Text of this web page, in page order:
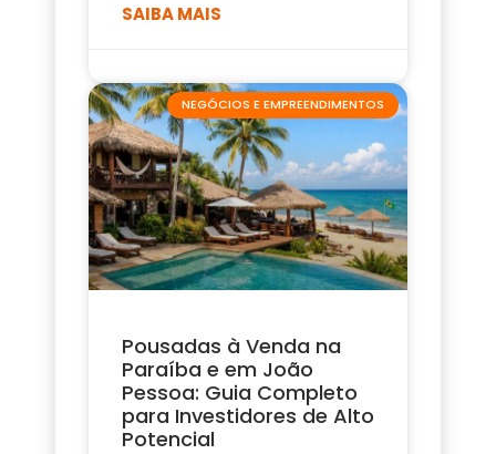
SAIBA MAIS
NEGÓCIOS E EMPREENDIMENTOS
Pousadas à Venda na
Paraíba e em João
Pessoa: Guia Completo
para Investidores de Alto
Potencial